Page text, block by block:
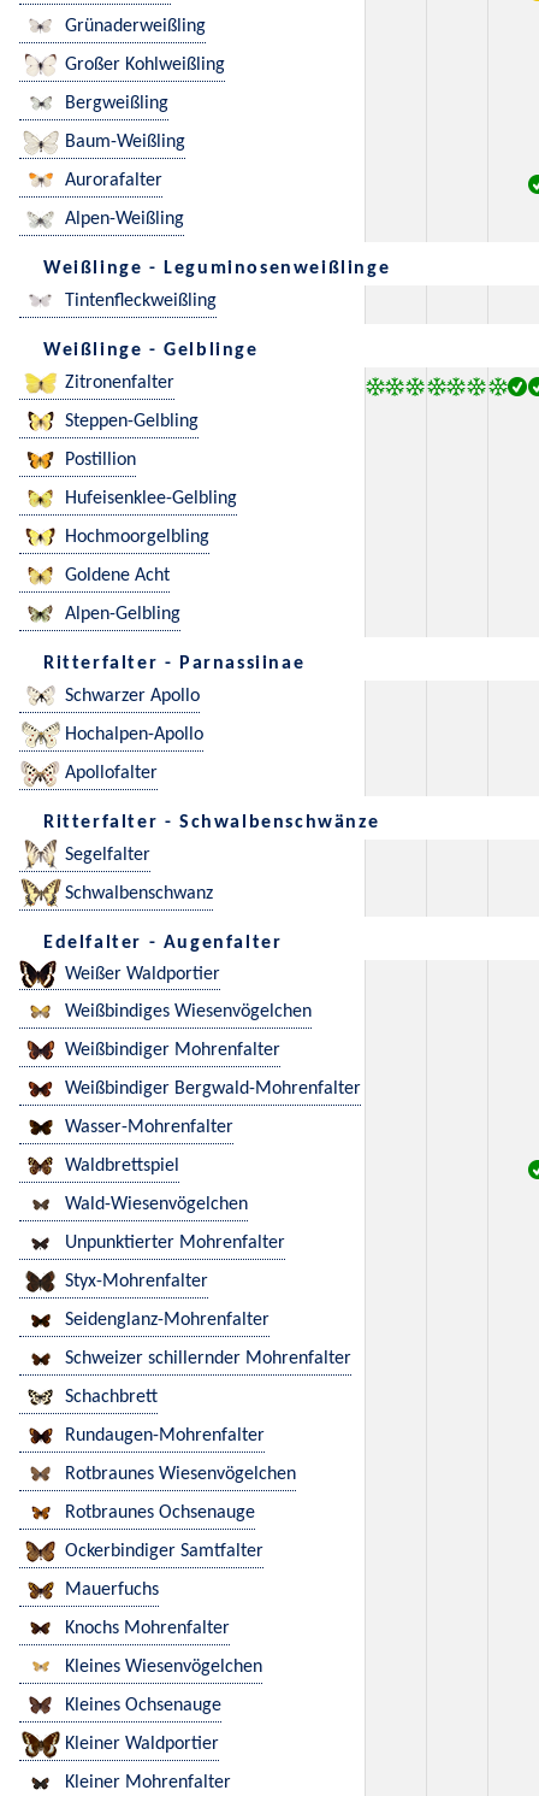
Grünaderweißling
Großer Kohlweißling
Bergweißling
Baum-Weißling
Aurorafalter
Alpen-Weißling
Weißlinge - Leguminosenweißlinge
Tintenfleckweißling
Weißlinge - Gelblinge
Zitronenfalter
Steppen-Gelbling
Postillion
Hufeisenklee-Gelbling
Hochmoorgelbling
Goldene Acht
Alpen-Gelbling
Ritterfalter - Parnassiinae
Schwarzer Apollo
Hochalpen-Apollo
Apollofalter
Ritterfalter - Schwalbenschwänze
Segelfalter
Schwalbenschwanz
Edelfalter - Augenfalter
Weißer Waldportier
Weißbindiges Wiesenvögelchen
Weißbindiger Mohrenfalter
Weißbindiger Bergwald-Mohrenfalter
Wasser-Mohrenfalter
Waldbrettspiel
Wald-Wiesenvögelchen
Unpunktierter Mohrenfalter
Styx-Mohrenfalter
Seidenglanz-Mohrenfalter
Schweizer schillernder Mohrenfalter
Schachbrett
Rundaugen-Mohrenfalter
Rotbraunes Wiesenvögelchen
Rotbraunes Ochsenauge
Ockerbindiger Samtfalter
Mauerfuchs
Knochs Mohrenfalter
Kleines Wiesenvögelchen
Kleines Ochsenauge
Kleiner Waldportier
Kleiner Mohrenfalter